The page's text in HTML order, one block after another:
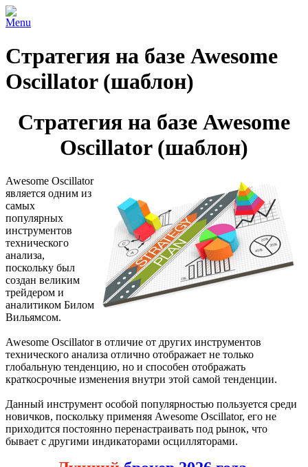
Menu
Стратегия на базе Awesome
Oscillator (шаблон)
Стратегия на базе Awesome
Oscillator (шаблон)
Awesome Oscillator
является одним из
самых
популярных
инструментов
технического
анализа,
поскольку был
создан великим
трейдером и
аналитиком Билом
Вильямсом.
Awesome Oscillator в отличие от других инструментов
технического анализа отлично отображает не только
глобальную тенденцию, но и способен отображать
краткосрочные изменения внутри этой самой тенденции.
Данный инструмент особой популярностью пользуется среди
новичков, поскольку применяя Awesome Oscillator, его не
приходится постоянно перенастраивать под рынок, что
бывает с другими индикаторами осцилляторами.